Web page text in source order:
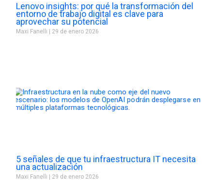
Lenovo insights: por qué la transformación del
entorno de trabajo digital es clave para
aprovechar su potencial
Maxi Fanelli 29 de enero 2026
5 señales de que tu infraestructura IT necesita
una actualización
Maxi Fanelli 29 de enero 2026